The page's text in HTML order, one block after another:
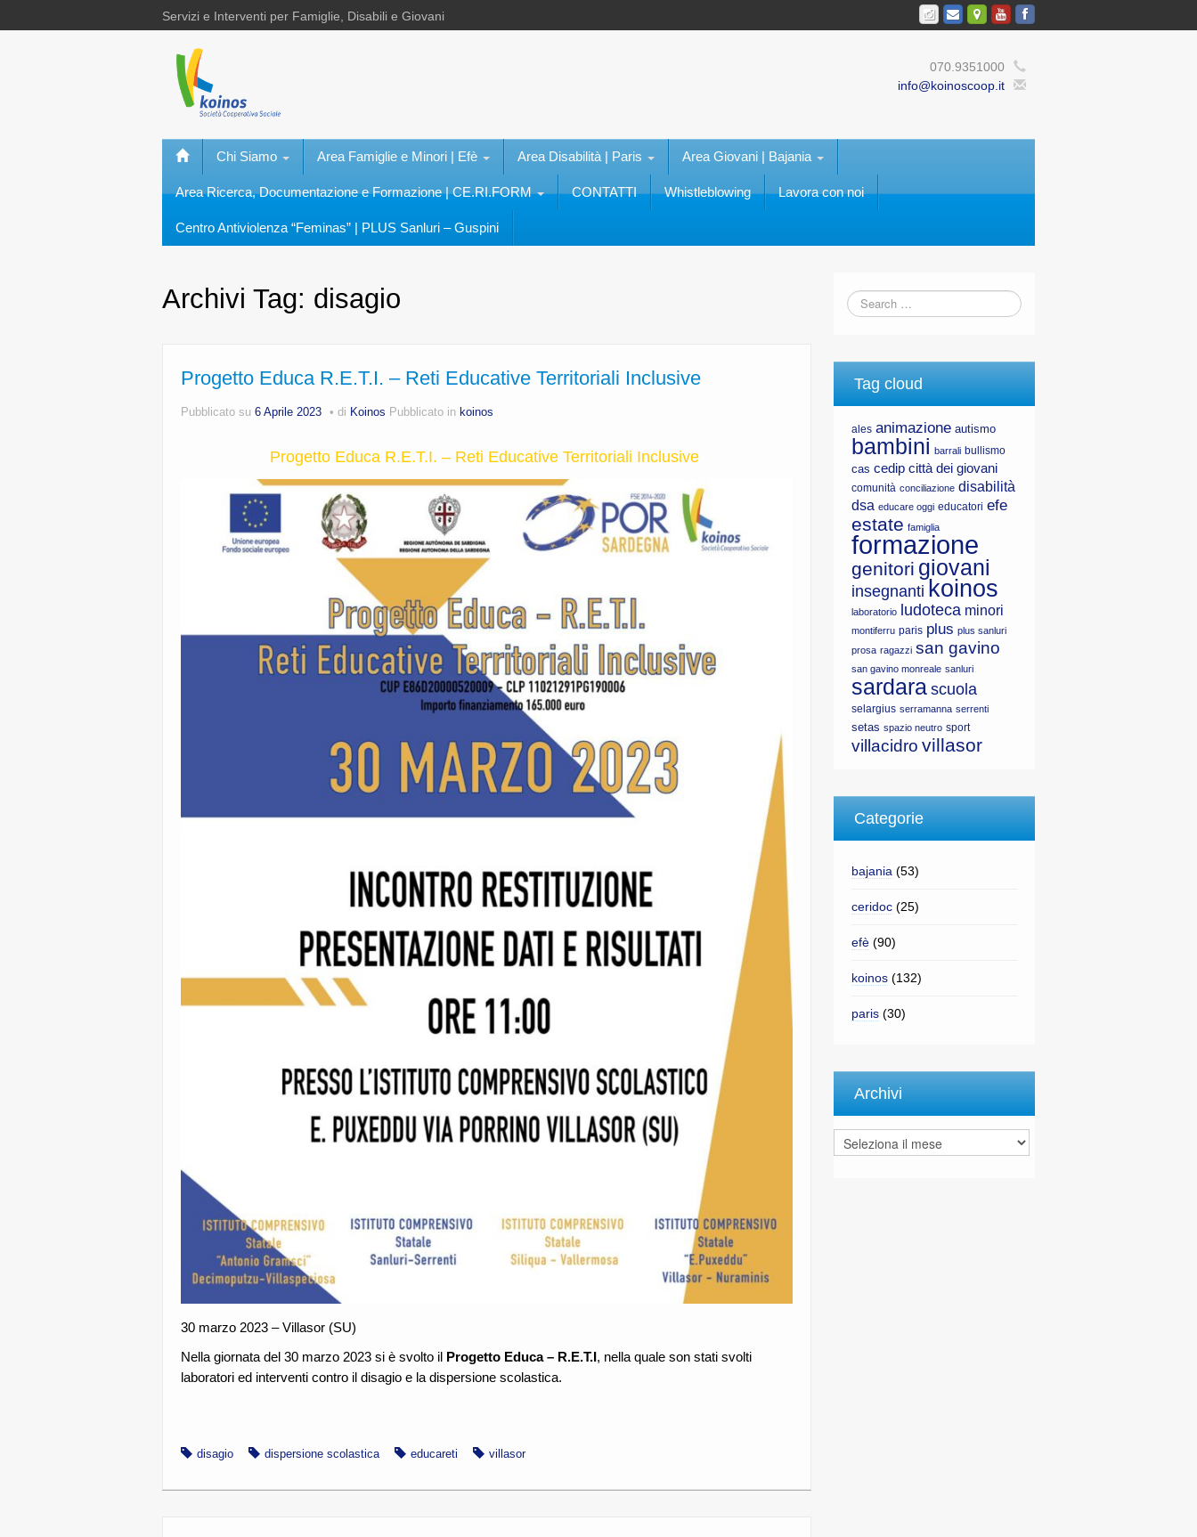
Servizi e Interventi per Famiglie, Disabili e Giovani
070.9351000
info@koinoscoop.it
Chi Siamo Area Famiglie e Minori | Efè Area Disabilità | Paris Area Giovani | Bajania
Area Ricerca, Documentazione e Formazione | CE.RI.FORM CONTATTI Whistleblowing Lavora con noi
Centro Antiviolenza “Feminas” | PLUS Sanluri – Guspini
Archivi Tag: disagio
Progetto Educa R.E.T.I. – Reti Educative Territoriali Inclusive
Pubblicato su 6 Aprile 2023 di Koinos Pubblicato in koinos
Progetto Educa R.E.T.I. – Reti Educative Territoriali Inclusive
30 marzo 2023 – Villasor (SU)
Nella giornata del 30 marzo 2023 si è svolto il Progetto Educa – R.E.T.I, nella quale son stati svolti
laboratori ed interventi contro il disagio e la dispersione scolastica.
disagio dispersione scolastica educareti villasor
Tag cloud
ales animazione autismo
bambini barrali bullismo
cas cedip città dei giovani
comunità conciliazione disabilità
dsa educare oggi educatori efe
estate famiglia
formazione
genitori giovani
insegnanti koinos
laboratorio ludoteca minori
montiferru paris plus plus sanluri
prosa ragazzi san gavino
san gavino monreale sanluri
sardara scuola
selargius serramanna serrenti
setas spazio neutro sport
villacidro villasor
Categorie
bajania (53)
ceridoc(25)
efè(90)
koinos(132)
paris(30)
Archivi
Archivi